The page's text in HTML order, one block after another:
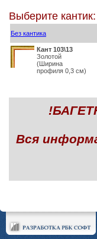
Выберите кантик:
Без кантика
Кант 103\13
Золотой
(Ширина
профиля 0,3 см)
Вся